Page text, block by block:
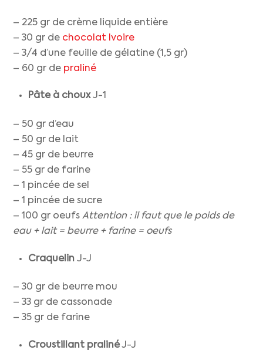
– 225 gr de crème liquide entière
– 30 gr de chocolat Ivoire
– 3/4 d’une feuille de gélatine (1,5 gr)
– 60 gr de praliné
Pâte à chouxJ-1
– 50 gr d’eau
– 50 gr de lait
– 45 gr de beurre
– 55 gr de farine
– 1 pincée de sel
– 1 pincée de sucre
– 100 gr oeufsAttention : il faut que le poids de
eau + lait = beurre + farine = oeufs
Craquelin J-J
– 30 gr de beurre mou
– 33 gr de cassonade
– 35 gr de farine
Croustillant pralinéJ-J